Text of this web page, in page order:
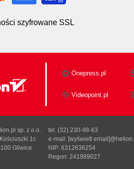
szyfrowane SSL
Onepress.pl
Videopoint.pl
sp. z o.o.
1c
Gliwice
tel. (32) 230-98-63
e-mail: [wyświetl
NIP: 6312636254
Regon: 241989027